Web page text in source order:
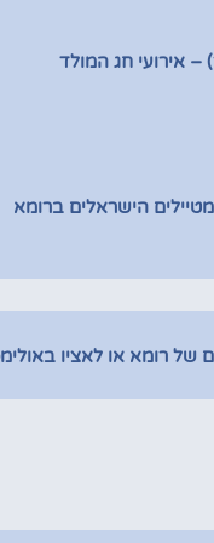
אירועי חג המולד
של רומא או לאציו